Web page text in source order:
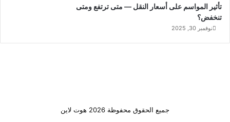
تأثير المواسم على أسعار النقل — متى ترتفع ومتى
تنخفض؟
نوفمبر 30, 2025
جميع الحقوق محفوظة 2026 هوت لاين